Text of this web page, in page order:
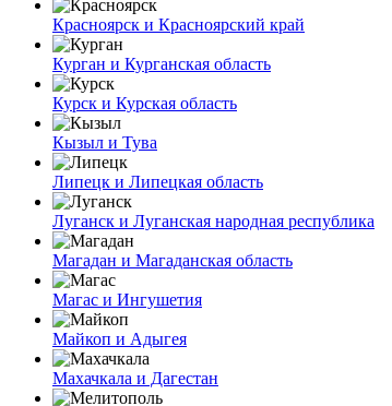
Красноярск и Красноярский край
Курган и Курганская область
Курск и Курская область
Кызыл и Тува
Липецк и Липецкая область
Луганск и Луганская народная республика
Магадан и Магаданская область
Магас и Ингушетия
Майкоп и Адыгея
Махачкала и Дагестан